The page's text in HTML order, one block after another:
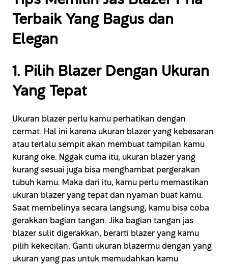
Terbaik Yang Bagus dan
Elegan
1. Pilih Blazer Dengan Ukuran
Yang Tepat
Ukuran blazer perlu kamu perhatikan dengan
cermat. Hal ini karena ukuran blazer yang kebesaran
atau terlalu sempit akan membuat tampilan kamu
kurang oke. Nggak cuma itu, ukuran blazer yang
kurang sesuai juga bisa menghambat pergerakan
tubuh kamu. Maka dari itu, kamu perlu memastikan
ukuran blazer yang tepat dan nyaman buat kamu.
Saat membelinya secara langsung, kamu bisa coba
gerakkan bagian tangan. Jika bagian tangan jas
blazer sulit digerakkan, berarti blazer yang kamu
pilih kekecilan. Ganti ukuran blazermu dengan yang
ukuran yang pas untuk memudahkan kamu